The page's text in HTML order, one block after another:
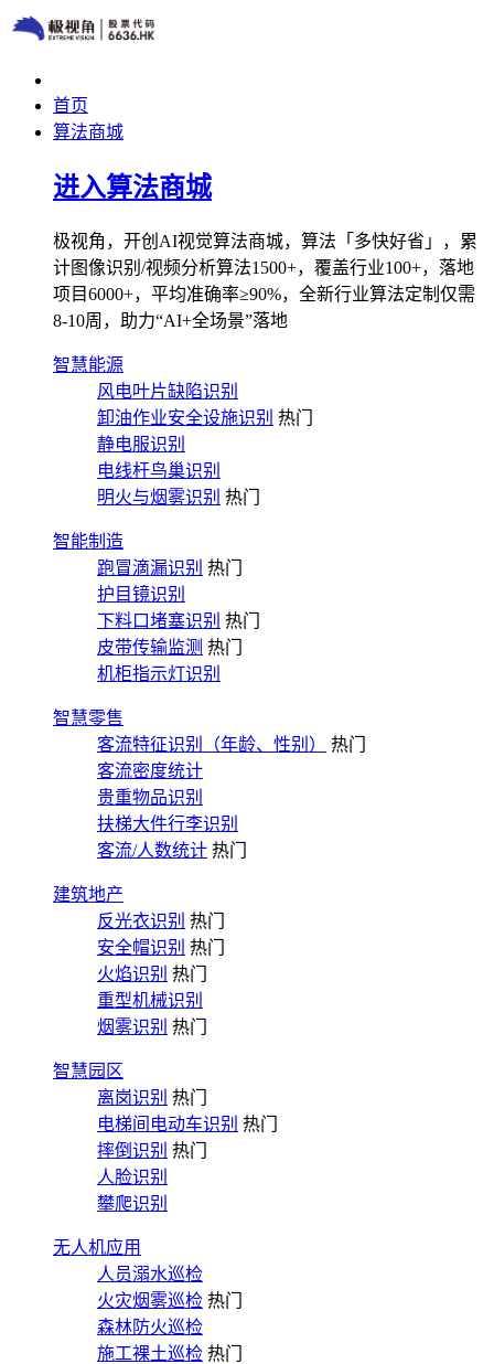
首页
算法商城
进入算法商城
极视角，开创AI视觉算法商城，算法「多快好省」，累
计图像识别/视频分析算法1500+，覆盖行业100+，落地
项目6000+，平均准确率≥90%，全新行业算法定制仅需
8-10周，助力“AI+全场景”落地
智慧能源
风电叶片缺陷识别
卸油作业安全设施识别 热门
静电服识别
电线杆鸟巢识别
明火与烟雾识别 热门
智能制造
跑冒滴漏识别 热门
护目镜识别
下料口堵塞识别 热门
皮带传输监测 热门
机柜指示灯识别
智慧零售
客流特征识别（年龄、性别）
热门
客流密度统计
贵重物品识别
扶梯大件行李识别
客流/人数统计 热门
建筑地产
反光衣识别 热门
安全帽识别 热门
火焰识别 热门
重型机械识别
烟雾识别 热门
智慧园区
离岗识别 热门
电梯间电动车识别 热门
摔倒识别 热门
人脸识别
攀爬识别
无人机应用
人员溺水巡检
火灾烟雾巡检 热门
森林防火巡检
施工裸土巡检 热门